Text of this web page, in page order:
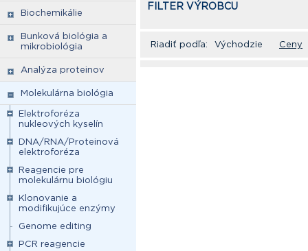
Biochemikálie
Bunková biológia a
mikrobiológia
Analýza proteinov
Molekulárna biológia
Elektroforéza
nukleových kyselín
DNA/RNA/Proteinová
elektroforéza
Reagencie pre
molekulárnu biológiu
Klonovanie a
modifikujúce enzýmy
Genome editing
PCR reagencie
FILTER VÝROBCU
Riadiť podľa: Východzie Ceny